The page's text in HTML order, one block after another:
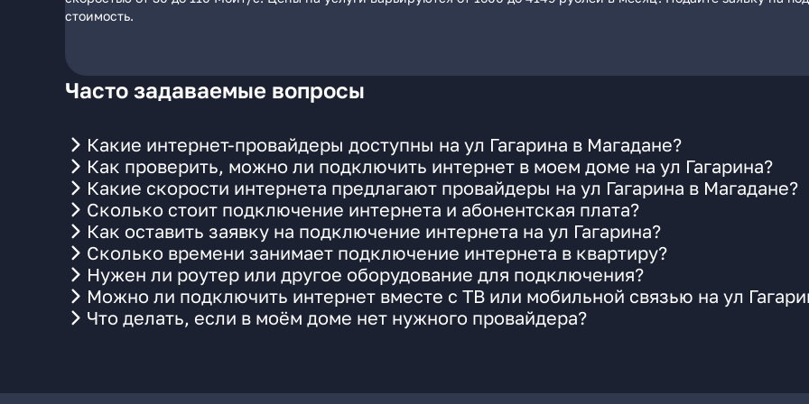
стоимость.
Часто задаваемые вопросы
Какие интернет-провайдеры доступны на ул Гагарина в Магадане?
Как проверить, можно ли подключить интернет в моем доме на ул Гагарина?
Какие скорости интернета предлагают провайдеры на ул Гагарина в Магадане?
Сколько стоит подключение интернета и абонентская плата?
Как оставить заявку на подключение интернета на ул Гагарина?
Сколько времени занимает подключение интернета в квартиру?
Нужен ли роутер или другое оборудование для подключения?
Можно ли подключить интернет вместе с ТВ или мобильной связью на ул
Что делать, если в моём доме нет нужного провайдера?